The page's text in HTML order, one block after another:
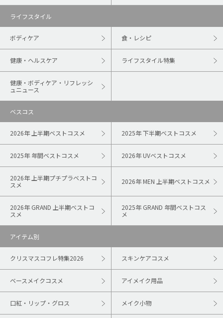
ライフスタイル
ボディケア 食・レシピ
健康・ヘルスケア ライフスタイル特集
健康・ボディケア・リフレッシ
ュニュース
ベスコス
2026年 上半期ベストコスメ 2025年 下半期ベストコスメ
2025年 年間ベストコスメ 2026年 UVベストコスメ
2026年 上半期プチプラベストコ
スメ
2026年 MEN 上半期ベストコスメ
2026年 GRAND 上半期ベストコ
スメ
2025年 GRAND 年間ベストコス
メ
アイテム別
クリスマスコフレ特集2026 スキンケアコスメ
ベースメイクコスメ アイメイク用品
口紅・リップ・グロス メイク小物